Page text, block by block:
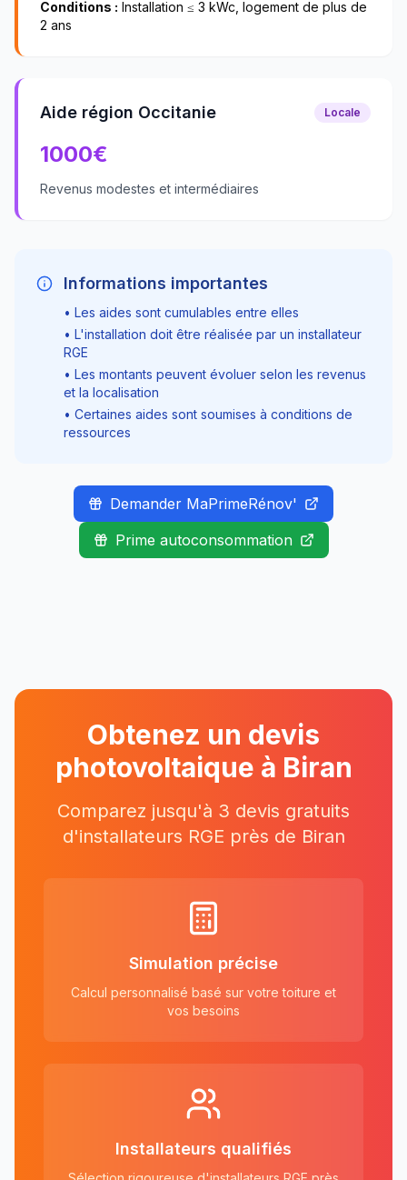
Conditions : Installation ≤ 3 kWc, logement de plus de
2 ans
Aide région Occitanie Locale
1000€
Revenus modestes et intermédiaires
Informations importantes
• Les aides sont cumulables entre elles
• L'installation doit être réalisée par un installateur
RGE
• Les montants peuvent évoluer selon les revenus
et la localisation
• Certaines aides sont soumises à conditions de
ressources
Demander MaPrimeRénov'
Prime autoconsommation
Obtenez un devis
photovoltaique à Biran
Comparez jusqu'à 3 devis gratuits
d'installateurs RGE près de Biran
Simulation précise
Calcul personnalisé basé sur votre toiture et
vos besoins
Installateurs qualifiés